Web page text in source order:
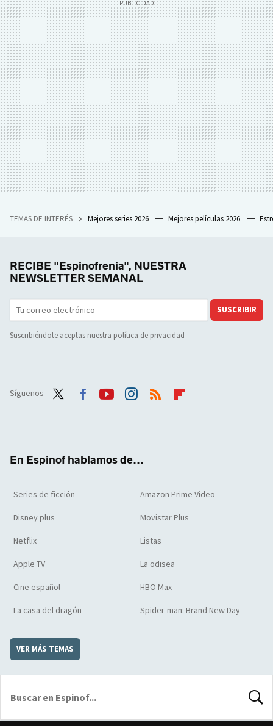
TEMAS DE INTERÉS Mejores series 2026 Mejores películas 2026
RECIBE "Espinofrenia", NUESTRA
NEWSLETTER SEMANAL
SUSCRIBIR
Suscribiéndote aceptas nuestra política de privacidad
Síguenos
En Espinof hablamos de...
Series de ficción Amazon Prime Video
Disney plus Movistar Plus
Netflix Listas
Apple TV La odisea
Cine español HBO Max
La casa del dragón Spider-man: Brand New Day
VER MÁS TEMAS